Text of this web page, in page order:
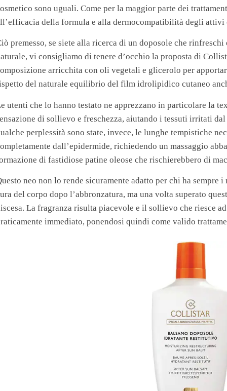
sono uguali. Come per la maggior parte dei
della formula e alla dermocompatibilità degli attivi
premesso, se siete alla ricerca di un doposole che
vi consigliamo di tenere d’occhio la proposta di
arricchita con oli vegetali e glicerolo per
del naturale equilibrio del film idrolipidico cutaneo
utenti che lo hanno testato ne apprezzano in particolare la
di sollievo e freschezza, aiutando i tessuti irritati
perplessità sono state, invece, le lunghe tempistiche
dall’epidermide, richiedendo un massaggio
di fastidiose patine oleose che rischierebbero di
neo non lo rende sicuramente adatto per chi ha
del corpo dopo l’abbronzatura, ma una volta superato
La fragranza risulta piacevole e il sollievo che riesce
immediato, ponendosi quindi come valido